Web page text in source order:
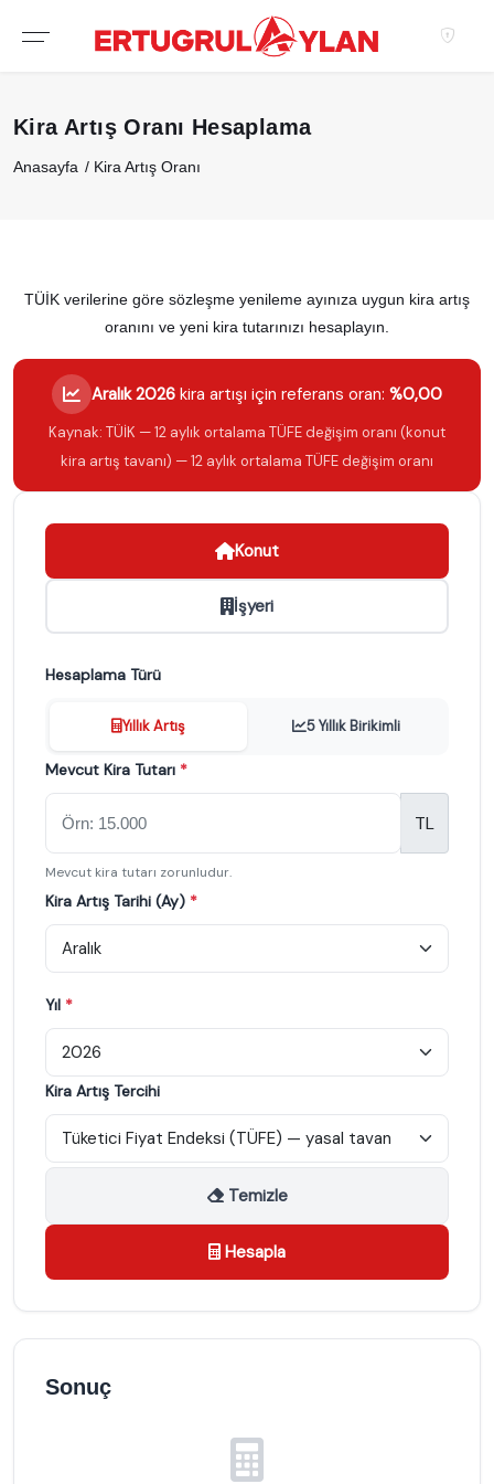
Kira Artış Oranı Hesaplama
Anasayfa Kira Artış Oranı
TÜİK verilerine göre sözleşme yenileme ayınıza uygun kira artış
oranını ve yeni kira tutarınızı hesaplayın.
Aralık 2026 kira artışı için referans oran: %0,00
Kaynak: TÜİK — 12 aylık ortalama TÜFE değişim oranı (konut
kira artış tavanı) — 12 aylık ortalama TÜFE değişim oranı
Konut
İşyeri
Hesaplama Türü
Yıllık Artış 5 Yıllık Birikimli
Mevcut Kira Tutarı *
TL
Mevcut kira tutarı zorunludur.
Kira Artış Tarihi (Ay) *
Yıl *
Kira Artış Tercihi
Temizle
Hesapla
Sonuç